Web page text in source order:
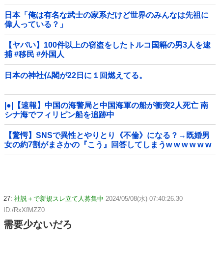
日本「俺は有名な武士の家系だけど世界のみんなは先祖に
偉人っている？」
【ヤバい】100件以上の窃盗をしたトルコ国籍の男3人を逮
捕 #移民 #外国人
日本の神社仏閣が22日に１回燃えてる。
|●|【速報】中国の海警局と中国海軍の船が衝突2人死亡 南
シナ海でフィリピン船を追跡中
【驚愕】SNSで異性とやりとり《不倫》になる？→既婚男
女の約7割がまさかの『こう』回答してしまうw w w w w w
w w
27: 社説＋で新規スレ立て人募集中 2024/05/08(水) 07:40:26.30
ID:/RxXfMZZ0
需要少ないだろ